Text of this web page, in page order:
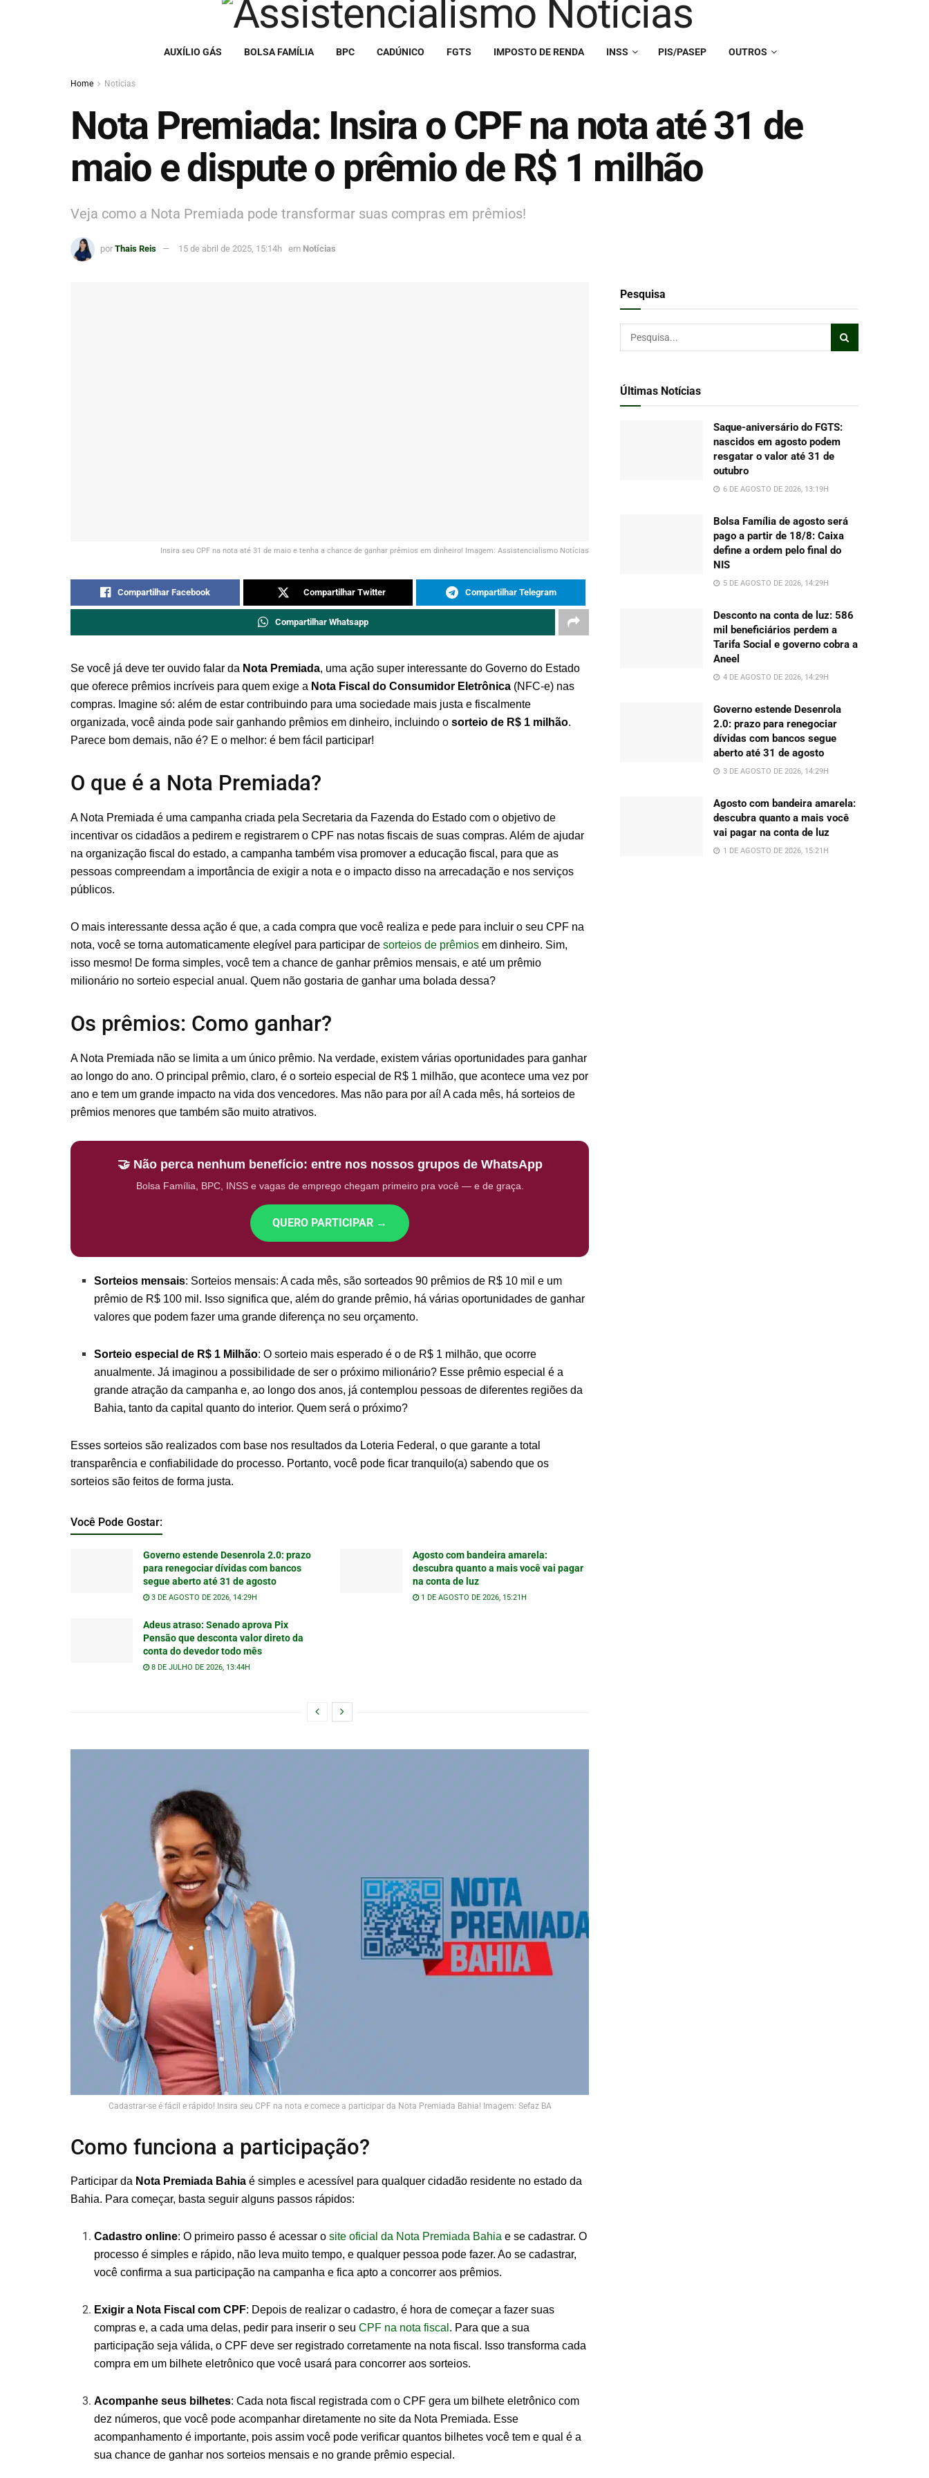
AUXÍLIO GÁS BOLSA FAMÍLIA BPC CADÚNICO FGTS IMPOSTO DE RENDA INSS PIS/PASEP OUTROS
Home Notícias
Nota Premiada: Insira o CPF na nota até 31 de
maio e dispute o prêmio de R$ 1 milhão
Veja como a Nota Premiada pode transformar suas compras em prêmios!
por Thais Reis 15 de abril de 2025, 15:14h em Notícias
Insira seu CPF na nota até 31 de maio e tenha a chance de ganhar prêmios em dinheiro! Imagem: Assistencialismo Notícias
Compartilhar Facebook Compartilhar Twitter Compartilhar Telegram
Compartilhar Whatsapp
Se você já deve ter ouvido falar da Nota Premiada, uma ação super interessante do Governo do Estado
que oferece prêmios incríveis para quem exige a Nota Fiscal do Consumidor Eletrônica (NFC-e) nas
compras. Imagine só: além de estar contribuindo para uma sociedade mais justa e fiscalmente
organizada, você ainda pode sair ganhando prêmios em dinheiro, incluindo o sorteio de R$ 1 milhão.
Parece bom demais, não é? E o melhor: é bem fácil participar!
O que é a Nota Premiada?
A Nota Premiada é uma campanha criada pela Secretaria da Fazenda do Estado com o objetivo de
incentivar os cidadãos a pedirem e registrarem o CPF nas notas fiscais de suas compras. Além de ajudar
na organização fiscal do estado, a campanha também visa promover a educação fiscal, para que as
pessoas compreendam a importância de exigir a nota e o impacto disso na arrecadação e nos serviços
públicos.
O mais interessante dessa ação é que, a cada compra que você realiza e pede para incluir o seu CPF na
nota, você se torna automaticamente elegível para participar de sorteios de prêmios em dinheiro. Sim,
isso mesmo! De forma simples, você tem a chance de ganhar prêmios mensais, e até um prêmio
milionário no sorteio especial anual. Quem não gostaria de ganhar uma bolada dessa?
Os prêmios: Como ganhar?
A Nota Premiada não se limita a um único prêmio. Na verdade, existem várias oportunidades para ganhar
ao longo do ano. O principal prêmio, claro, é o sorteio especial de R$ 1 milhão, que acontece uma vez por
ano e tem um grande impacto na vida dos vencedores. Mas não para por aí! A cada mês, há sorteios de
prêmios menores que também são muito atrativos.
🤝 Não perca nenhum benefício: entre nos nossos grupos de WhatsApp
Bolsa Família, BPC, INSS e vagas de emprego chegam primeiro pra você — e de graça.
QUERO PARTICIPAR →
Sorteios mensais: Sorteios mensais: A cada mês, são sorteados 90 prêmios de R$ 10 mil e um
prêmio de R$ 100 mil. Isso significa que, além do grande prêmio, há várias oportunidades de ganhar
valores que podem fazer uma grande diferença no seu orçamento.
Sorteio especial de R$ 1 Milhão: O sorteio mais esperado é o de R$ 1 milhão, que ocorre
anualmente. Já imaginou a possibilidade de ser o próximo milionário? Esse prêmio especial é a
grande atração da campanha e, ao longo dos anos, já contemplou pessoas de diferentes regiões da
Bahia, tanto da capital quanto do interior. Quem será o próximo?
Esses sorteios são realizados com base nos resultados da Loteria Federal, o que garante a total
transparência e confiabilidade do processo. Portanto, você pode ficar tranquilo(a) sabendo que os
sorteios são feitos de forma justa.
Você Pode Gostar:
Governo estende Desenrola 2.0: prazo
para renegociar dívidas com bancos
segue aberto até 31 de agosto
3 DE AGOSTO DE 2026, 14:29H
Agosto com bandeira amarela:
descubra quanto a mais você vai pagar
na conta de luz
1 DE AGOSTO DE 2026, 15:21H
Adeus atraso: Senado aprova Pix
Pensão que desconta valor direto da
conta do devedor todo mês
8 DE JULHO DE 2026, 13:44H
Cadastrar-se é fácil e rápido! Insira seu CPF na nota e comece a participar da Nota Premiada Bahia! Imagem: Sefaz BA
Como funciona a participação?
Participar da Nota Premiada Bahia é simples e acessível para qualquer cidadão residente no estado da
Bahia. Para começar, basta seguir alguns passos rápidos:
Cadastro online: O primeiro passo é acessar osite oficial da Nota Premiada Bahia e se cadastrar. O
processo é simples e rápido, não leva muito tempo, e qualquer pessoa pode fazer. Ao se cadastrar,
você confirma a sua participação na campanha e fica apto a concorrer aos prêmios.
Exigir a Nota Fiscal com CPF: Depois de realizar o cadastro, é hora de começar a fazer suas
compras e, a cada uma delas, pedir para inserir o seuCPF na nota fiscal . Para que a sua
participação seja válida, o CPF deve ser registrado corretamente na nota fiscal. Isso transforma cada
compra em um bilhete eletrônico que você usará para concorrer aos sorteios.
Acompanhe seus bilhetes: Cada nota fiscal registrada com o CPF gera um bilhete eletrônico com
dez números, que você pode acompanhar diretamente no site da Nota Premiada. Esse
acompanhamento é importante, pois assim você pode verificar quantos bilhetes você tem e qual é a
sua chance de ganhar nos sorteios mensais e no grande prêmio especial.
Pesquisa
Últimas Notícias
Saque-aniversário do FGTS:
nascidos em agosto podem
resgatar o valor até 31 de
outubro
6 DE AGOSTO DE 2026, 13:19H
Bolsa Família de agosto será
pago a partir de 18/8: Caixa
define a ordem pelo final do
NIS
5 DE AGOSTO DE 2026, 14:29H
Desconto na conta de luz: 586
mil beneficiários perdem a
Tarifa Social e governo cobra a
Aneel
4 DE AGOSTO DE 2026, 14:29H
Governo estende Desenrola
2.0: prazo para renegociar
dívidas com bancos segue
aberto até 31 de agosto
3 DE AGOSTO DE 2026, 14:29H
Agosto com bandeira amarela:
descubra quanto a mais você
vai pagar na conta de luz
1 DE AGOSTO DE 2026, 15:21H